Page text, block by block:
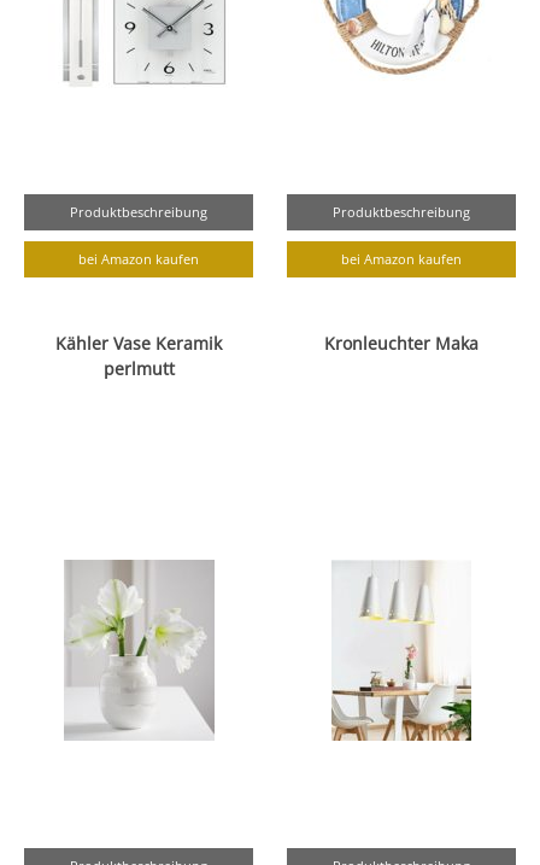
Produktbeschreibung
bei Amazon kaufen
Produktbeschreibung
bei Amazon kaufen
Kähler Vase Keramik
perlmutt
Kronleuchter Maka